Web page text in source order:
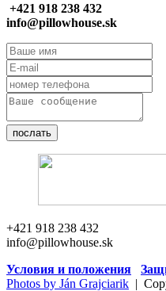
+421 918 238 432
info@pillowhouse.sk
послать
+421 918 238 432
info@pillowhouse.sk
Условия и положения
Photos by Ján Grajciarik |